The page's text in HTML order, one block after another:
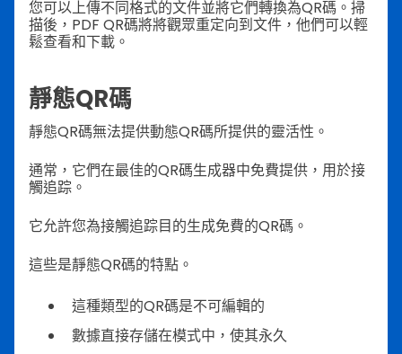
您可以上傳不同格式的文件並將它們轉換為QR碼。掃
描後，PDF QR碼將將觀眾重定向到文件，他們可以輕
鬆查看和下載。
靜態QR碼
靜態QR碼無法提供動態QR碼所提供的靈活性。
通常，它們在最佳的QR碼生成器中免費提供，用於接
觸追踪。
它允許您為接觸追踪目的生成免費的QR碼。
這些是靜態QR碼的特點。
這種類型的QR碼是不可編輯的
數據直接存儲在模式中，使其永久